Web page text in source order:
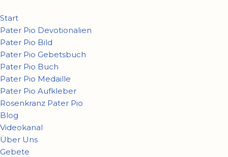
Zum
Inhalt
springen
Start
Pater Pio Devotionalien
Pater Pio Bild
Pater Pio Gebetsbuch
Pater Pio Buch
Pater Pio Medaille
Pater Pio Aufkleber
Rosenkranz Pater Pio
Blog
Videokanal
Über Uns
Gebete